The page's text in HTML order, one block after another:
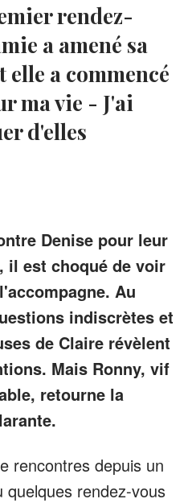
rendez-
a amené sa
elle a commencé
ma vie - J'ai
d'elles
Denise pour leur
il est choqué de voir
Au
indiscrètes et
de Claire révèlent
Mais Ronny, vif
retourne la
rencontres depuis un
rendez-vous